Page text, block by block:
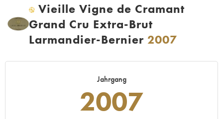
H Vieille Vigne de Cramant
Grand Cru Extra-Brut
Larmandier-Bernier 2007
Jahrgang
2007